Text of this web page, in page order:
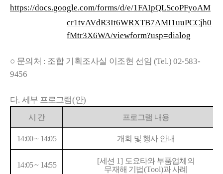
https://docs.google.com/forms/d/e/1FAIpQLScoPFyoAM
cr1tvAVdR3It6WRXTB7AMI1uuPCCjh0
fMtr3X6WA/viewform?usp=dialog
○ 문의처 : 조합 기획조사실 이조현 선임 (Tel.) 02-583-
9456
다.세부 프로그램(안)
시 간 프로그램 내용
14:00 ~ 14:05 개회 및 행사 안내
14:05 ~ 14:55 [세션 1] 도요타와 부품업체의
무재해 기법(Tool)과 사례